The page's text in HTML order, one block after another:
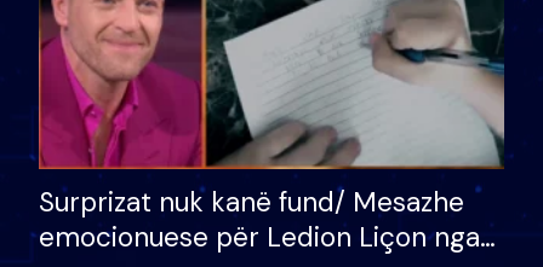
Surprizat nuk kanë fund/ Mesazhe
emocionuese për Ledion Liçon nga